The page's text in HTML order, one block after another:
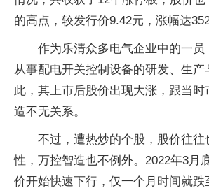
的高点，较发行价9.42元，涨幅达352
作为乐清众多电气企业中的一员
从事配电开关控制设备的研发、生产
此，其上市后股价出现大涨，跟当时
造不无关系。
不过，遭热炒的个股，股价往往
性，万控智造也不例外。2022年3月
价开始快速下行，仅一个月时间就跌